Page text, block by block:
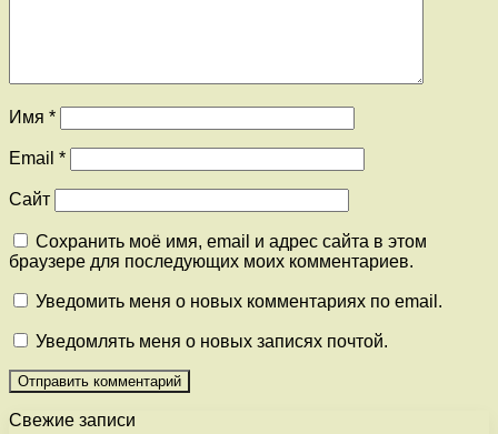
Имя *
Email *
Сайт
Сохранить моё имя, email и адрес сайта в этом
браузере для последующих моих комментариев.
Уведомить меня о новых комментариях по email.
Уведомлять меня о новых записях почтой.
Свежие записи